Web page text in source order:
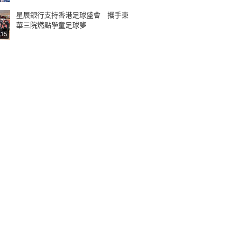
星展銀行支持香港足球盛會 攜手東
華三院燃點學童足球夢